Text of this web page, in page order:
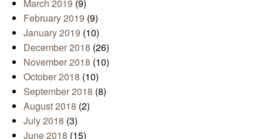
March 2019 (9)
February 2019 (9)
January 2019 (10)
December 2018 (26)
November 2018 (10)
October 2018 (10)
September 2018 (8)
August 2018 (2)
July 2018 (3)
June 2018 (15)